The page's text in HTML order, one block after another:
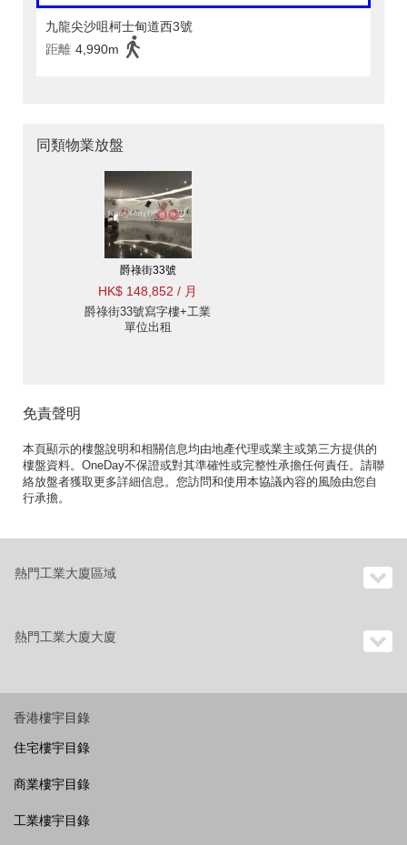
九龍尖沙咀柯士甸道西3號
距離 4,990m
同類物業放盤
爵祿街33號
HK$ 148,852 / 月
爵祿街33號寫字樓+工業
單位出租
免責聲明
本頁顯示的樓盤說明和相關信息均由地產代理或業主或第三方提供的
樓盤資料。OneDay不保證或對其準確性或完整性承擔任何責任。請聯
絡放盤者獲取更多詳細信息。您訪問和使用本協議內容的風險由您自
行承擔。
熱門工業大廈區域
熱門工業大廈大廈
香港樓宇目錄
住宅樓宇目錄
商業樓宇目錄
工業樓宇目錄